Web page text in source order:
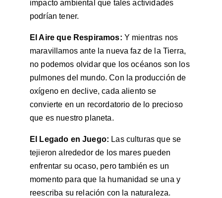
impacto ambiental que tales actividades
podrían tener.
El Aire que Respiramos: Y mientras nos
maravillamos ante la nueva faz de la Tierra,
no podemos olvidar que los océanos son los
pulmones del mundo. Con la producción de
oxígeno en declive, cada aliento se
convierte en un recordatorio de lo precioso
que es nuestro planeta.
El Legado en Juego: Las culturas que se
tejieron alrededor de los mares pueden
enfrentar su ocaso, pero también es un
momento para que la humanidad se una y
reescriba su relación con la naturaleza.